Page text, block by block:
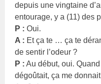
depuis une vingtaine
entourage, y a (11) des
P : Oui.
A : Et ça te … ça te
de sentir l’odeur ?
P : Au début, oui.
dégoûtait, ça me